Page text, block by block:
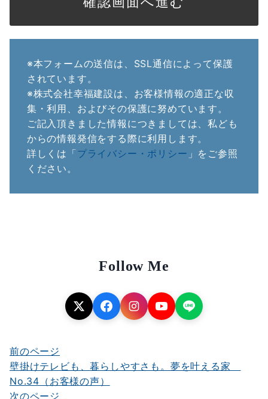
※本フォームの送信は、SSL通信によって保護
されています。
※株式会社幸福建設は、お客様情報の適正な収
集・利用、およびその保護に努めています。
ご記入頂きました情報につきましては、私ども
からの情報発信をする際に利用します。
詳しくは「プライバシー・ポリシー 」をご参照
ください。
Follow Me
投
稿
ナ
前のページ
壁掛けテレビも、暮らしやすさも。夢を叶える家
No.34（お客様の声）
次のページ